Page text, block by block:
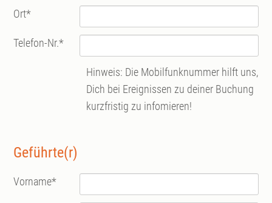
Ort*
Telefon-Nr.*
Hinweis: Die Mobilfunknummer hilft uns,
Dich bei Ereignissen zu deiner Buchung
kurzfristig zu infomieren!
Geführte(r)
Vorname*